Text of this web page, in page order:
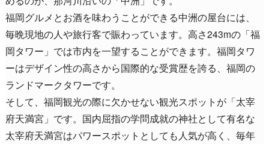
福岡グルメとお酒を味わうことができる中洲の屋台には、
毎晩現地の人や旅行客で賑わっています。高さ243mの「福
岡タワー」では市内を一望することができます。福岡タワ
ーはデザイン性の高さから国際的な受賞歴を誇る、福岡の
ランドマークタワーです。
そして、福岡観光の際に欠かせない観光スポットが「太宰
府天満宮」です。国内屈指の学問成就の神社として有名な
太宰府天満宮はパワースポットとしても人気が高く、毎年